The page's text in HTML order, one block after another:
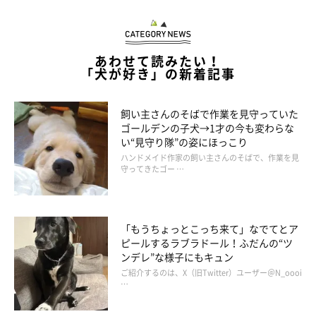
あわせて読みたい！
「犬が好き」の新着記事
飼い主さんのそばで作業を見守っていた
ゴールデンの子犬→1才の今も変わらな
い“見守り隊”の姿にほっこり
ハンドメイド作家の飼い主さんのそばで、作業を見
守ってきたゴー …
「もうちょっとこっち来て」なでてとア
ピールするラブラドール！ふだんの“ツ
ンデレ”な様子にもキュン
ご紹介するのは、X（旧Twitter）ユーザー＠N_oooi
…